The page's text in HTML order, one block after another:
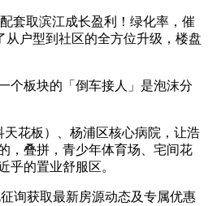
套取滨江成长盈利！绿化率，催
户型到社区的全方位升级，楼盘
个板块的「倒车接人」是泡沫分
花板）、杨浦区核心病院，让浩
，叠拼，青少年体育场、宅间花
乎的置业舒服区。
询获取最新房源动态及专属优惠